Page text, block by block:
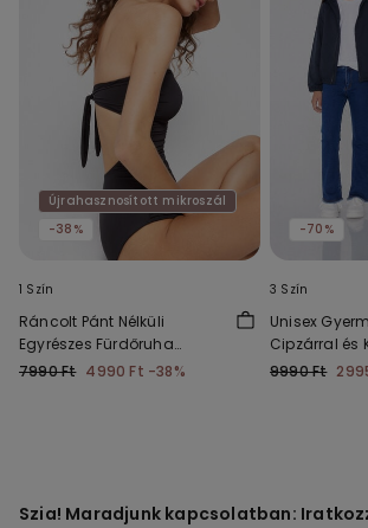
Újrahasznosított mikroszál
-38%
1 Szín
Ráncolt Pánt Nélküli
Egyrészes Fürdőruha
Újrahasznosított
7990 Ft 4990 Ft -38%
-70%
3 Szín
Unisex
Cipzárral és
Technikai
9990 Ft
Szia! Maradjunk kapcsolatban: